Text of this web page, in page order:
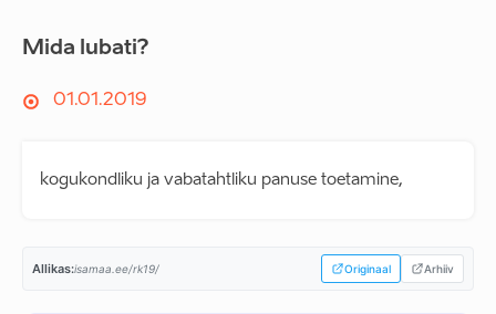
Mida lubati?
01.01.2019
kogukondliku ja vabatahtliku panuse toetamine,
Allikas:isamaa.ee/rk19/ Originaal Arhiiv